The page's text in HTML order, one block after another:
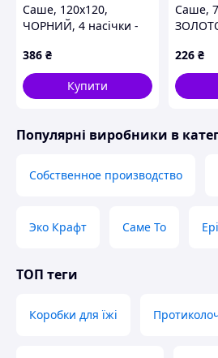
Саше, 120х120,
ЧОРНИЙ, 4 насічки -
5050
386 ₴
Купити
Саше,
226 ₴
Популярні виробники в
Собственное производство
Эко Крафт Саме То
ТОП теги
Коробки для їжі